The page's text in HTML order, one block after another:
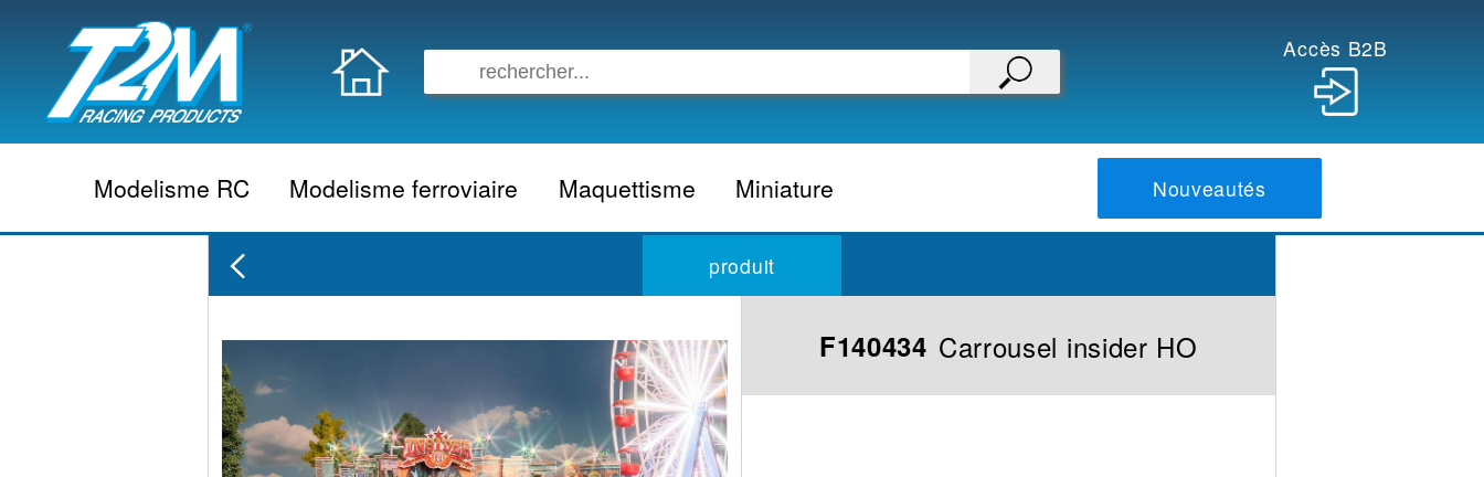
Accès B2B
Modelisme RC
Vehicule electrique
Vehicule thermique
Accessoire electrique
Accessoire thermique
Modelisme ferroviaire
Voiture
Remorque
Maquettisme
Camion
Bateau
Militaire
Espace
Miniature
24h du Mans
Nouveautés
produit
F140434 Carrousel insider HO